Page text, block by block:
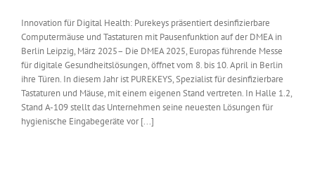
Innovation für Digital Health: Purekeys präsentiert desinfizierbare
Computermäuse und Tastaturen mit Pausenfunktion auf der DMEA in
Berlin Leipzig, März 2025– Die DMEA 2025, Europas führende Messe
für digitale Gesundheitslösungen, öffnet vom 8. bis 10. April in Berlin
ihre Türen. In diesem Jahr ist PUREKEYS, Spezialist für desinfizierbare
Tastaturen und Mäuse, mit einem eigenen Stand vertreten. In Halle 1.2,
Stand A-109 stellt das Unternehmen seine neuesten Lösungen für
hygienische Eingabegeräte vor [...]